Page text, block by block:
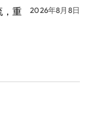
，重
2026年8月8日